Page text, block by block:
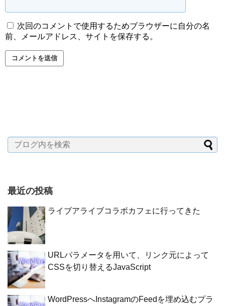
次回のコメントで使用するためブラウザーに自分の名
前、メールアドレス、サイトを保存する。
最近の投稿
ライブアライブコラボカフェに行ってきた
URLパラメータを用いて、リンク元によって
CSSを切り替えるJavaScript
WordPressへInstagramのFeedを埋め込むプラ